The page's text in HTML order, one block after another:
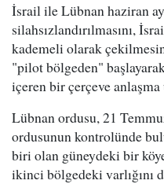
İsrail ile Lübnan haziran
silahsızlandırılmasını,
kademeli olarak
"pilot bölgeden"
içeren bir çerçeve
Lübnan ordusu, 21
ordusunun kontrolünde
biri olan güneydeki bir
ikinci bölgedeki varlığını